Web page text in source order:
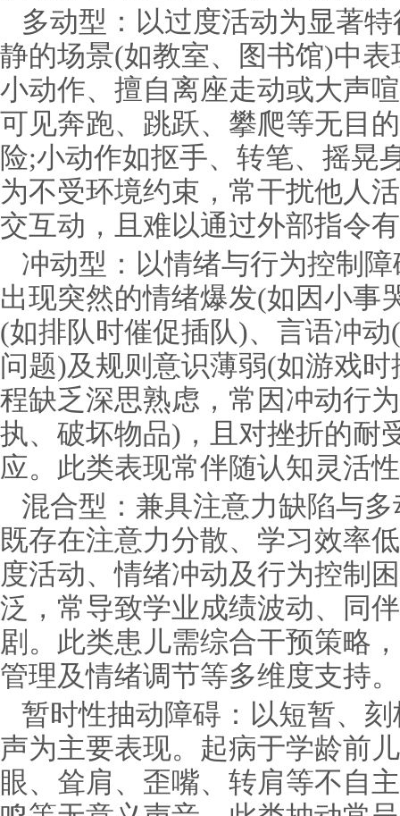
多动型：以过度活动为显著
静的场景(如教室、图书馆)中
小动作、擅自离座走动或大声
可见奔跑、跳跃、攀爬等无目
险;小动作如抠手、转笔、摇晃
为不受环境约束，常干扰他人
交互动，且难以通过外部指令
冲动型：以情绪与行为控制
出现突然的情绪爆发(如因小事
(如排队时催促插队)、言语冲
问题)及规则意识薄弱(如游戏
程缺乏深思熟虑，常因冲动行
执、破坏物品)，且对挫折的耐
应。此类表现常伴随认知灵活
混合型：兼具注意力缺陷与
既存在注意力分散、学习效率
度活动、情绪冲动及行为控制
泛，常导致学业成绩波动、同
剧。此类患儿需综合干预策略
管理及情绪调节等多维度支持。
暂时性抽动障碍：以短暂、
声为主要表现。起病于学龄前
眼、耸肩、歪嘴、转肩等不自